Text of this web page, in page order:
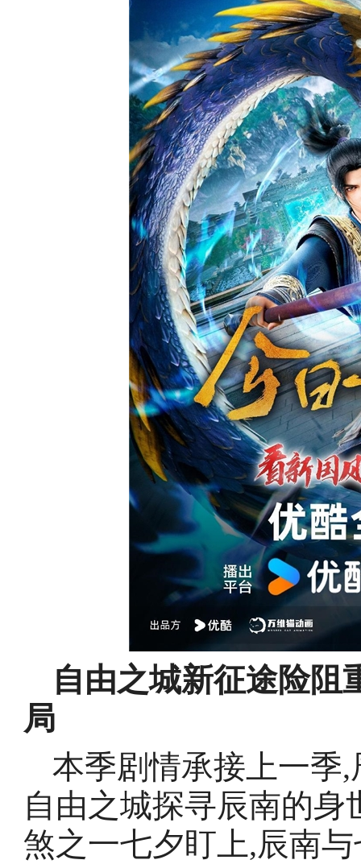
自由之城新征途险阻
局
本季剧情承接上一季
自由之城探寻辰南的
煞之一七夕盯上,辰南